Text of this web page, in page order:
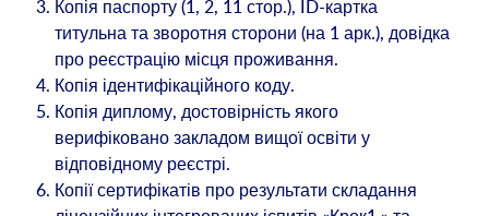
Копія паспорту (1, 2, 11 стор.), ID-картка
титульна та зворотня сторони (на 1 арк.), довідка
про реєстрацію місця проживання.
Копія ідентифікаційного коду.
Копія диплому, достовірність якого
верифіковано закладом вищої освіти у
відповідному реєстрі.
Копії сертифікатів про результати складання